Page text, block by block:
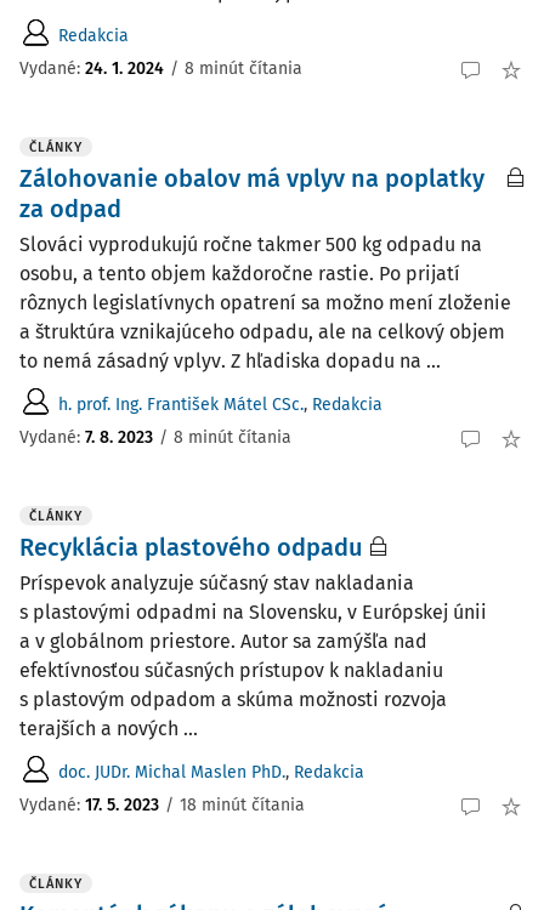
Redakcia
Vydané: 24. 1. 2024 / 8 minút čítania
ČLÁNKY
Zálohovanie obalov má vplyv na poplatky
za odpad
Slováci vyprodukujú ročne takmer 500 kg odpadu na
osobu, a tento objem každoročne rastie. Po prijatí
rôznych legislatívnych opatrení sa možno mení zloženie
a štruktúra vznikajúceho odpadu, ale na celkový objem
to nemá zásadný vplyv. Z hľadiska dopadu na ...
h. prof. Ing. František Mátel CSc., Redakcia
Vydané: 7. 8. 2023 / 8 minút čítania
ČLÁNKY
Recyklácia plastového odpadu
Príspevok analyzuje súčasný stav nakladania
s plastovými odpadmi na Slovensku, v Európskej únii
a v globálnom priestore. Autor sa zamýšľa nad
efektívnosťou súčasných prístupov k nakladaniu
s plastovým odpadom a skúma možnosti rozvoja
terajších a nových ...
doc. JUDr. Michal Maslen PhD., Redakcia
Vydané: 17. 5. 2023 / 18 minút čítania
ČLÁNKY